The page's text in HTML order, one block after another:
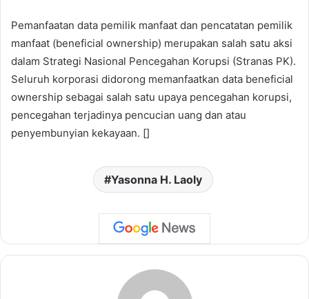
Pemanfaatan data pemilik manfaat dan pencatatan pemilik
manfaat (beneficial ownership) merupakan salah satu aksi
dalam Strategi Nasional Pencegahan Korupsi (Stranas PK).
Seluruh korporasi didorong memanfaatkan data beneficial
ownership sebagai salah satu upaya pencegahan korupsi,
pencegahan terjadinya pencucian uang dan atau
penyembunyian kekayaan. []
Yasonna H. Laoly